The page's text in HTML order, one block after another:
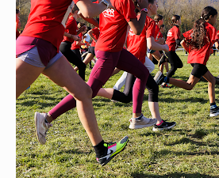
Vie du club
Partenaires